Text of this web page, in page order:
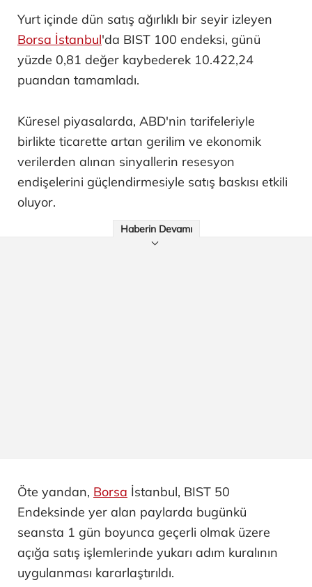
Yurt içinde dün satış ağırlıklı bir seyir izleyen
Borsa İstanbul'da BIST 100 endeksi, günü
yüzde 0,81 değer kaybederek 10.422,24
puandan tamamladı.
Küresel piyasalarda, ABD'nin tarifeleriyle
birlikte ticarette artan gerilim ve ekonomik
verilerden alınan sinyallerin resesyon
endişelerini güçlendirmesiyle satış baskısı etkili
oluyor.
Haberin Devamı
Öte yandan, Borsa İstanbul, BIST 50
Endeksinde yer alan paylarda bugünkü
seansta 1 gün boyunca geçerli olmak üzere
açığa satış işlemlerinde yukarı adım kuralının
uygulanması kararlaştırıldı.